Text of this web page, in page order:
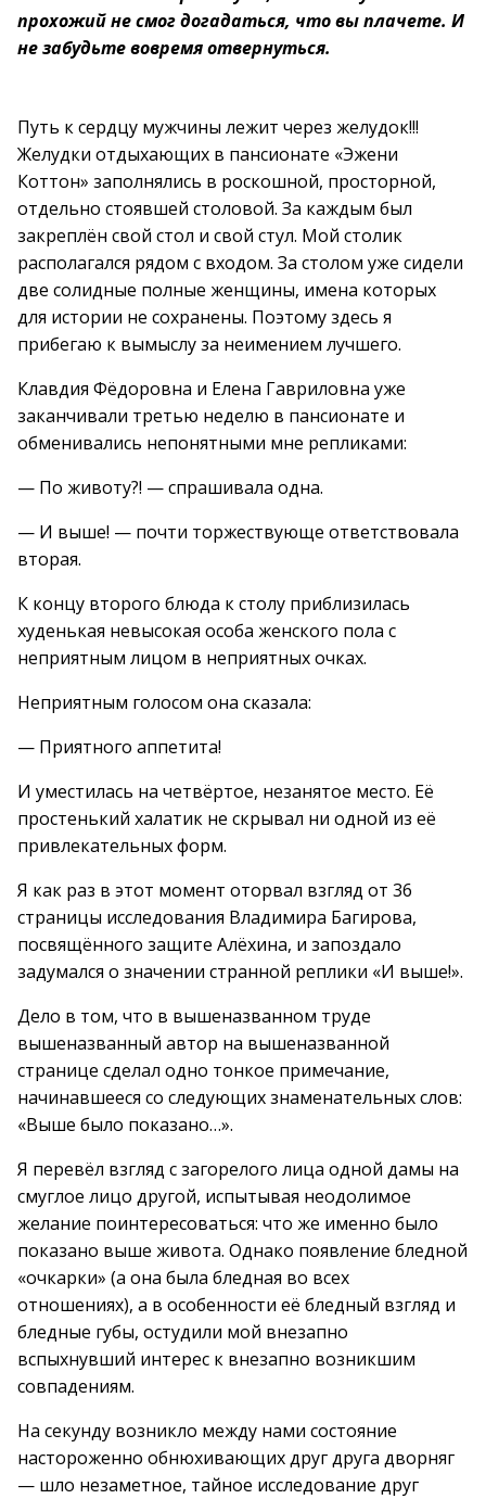
прохожий не смог догадаться, что вы плачете. И
не забудьте вовремя отвернуться.
Путь к сердцу мужчины лежит через желудок!!!
Желудки отдыхающих в пансионате «Эжени
Коттон» заполнялись в роскошной, просторной,
отдельно стоявшей столовой. За каждым был
закреплён свой стол и свой стул. Мой столик
располагался рядом с входом. За столом уже сидели
две солидные полные женщины, имена которых
для истории не сохранены. Поэтому здесь я
прибегаю к вымыслу за неимением лучшего.
Клавдия Фёдоровна и Елена Гавриловна уже
заканчивали третью неделю в пансионате и
обменивались непонятными мне репликами:
— По животу?! — спрашивала одна.
— И выше! — почти торжествующе ответствовала
вторая.
К концу второго блюда к столу приблизилась
худенькая невысокая особа женского пола с
неприятным лицом в неприятных очках.
Неприятным голосом она сказала:
— Приятного аппетита!
И уместилась на четвёртое, незанятое место. Её
простенький халатик не скрывал ни одной из её
привлекательных форм.
Я как раз в этот момент оторвал взгляд от 36
страницы исследования Владимира Багирова,
посвящённого защите Алёхина, и запоздало
задумался о значении странной реплики «И выше!».
Дело в том, что в вышеназванном труде
вышеназванный автор на вышеназванной
странице сделал одно тонкое примечание,
начинавшееся со следующих знаменательных слов:
«Выше было показано…».
Я перевёл взгляд с загорелого лица одной дамы на
смуглое лицо другой, испытывая неодолимое
желание поинтересоваться: что же именно было
показано выше живота. Однако появление бледной
«очкарки» (а она была бледная во всех
отношениях), а в особенности её бледный взгляд и
бледные губы, остудили мой внезапно
вспыхнувший интерес к внезапно возникшим
совпадениям.
На секунду возникло между нами состояние
настороженно обнюхивающих друг друга дворняг
— шло незаметное, тайное исследование друг